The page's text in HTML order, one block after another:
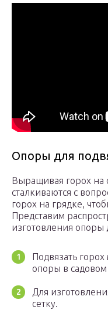
Опоры для
Выращивая горох на
сталкиваются с
горох на грядке,
Представим
изготовления опоры
Подвязать
опоры в садовом
Для
сетку.